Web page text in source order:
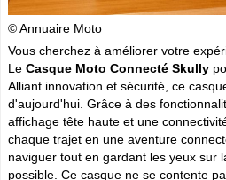
O(47) P(227) Q(18) R(128) S
V (201) W (22) X
CatégoriesANNUAIRE MOTOS
Toutes les infos sur les marques de
Ou trouver un garageMOTOS ou
de chez vous ?
Retrouvez toutes les informations
© Annuaire Moto
Vous cherchez à améliorer votre
LeCasque Moto Connecté Skully
Alliant innovation et sécurité, ce
d'aujourd'hui. Grâce à des
affichage tête haute et une
chaque trajet en une aventure
naviguer tout en gardant les yeux sur
possible. Ce casque ne se contente